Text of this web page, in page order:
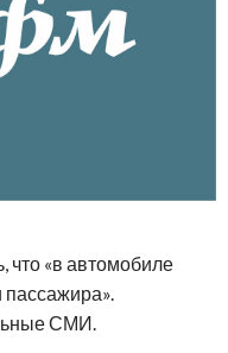
что «в автомобиле
пассажира».
СМИ.